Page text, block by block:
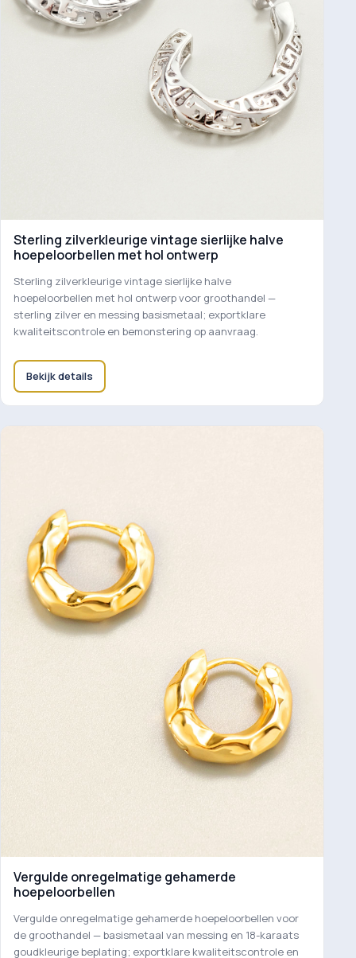
Sterling zilverkleurige vintage sierlijke halve
hoepeloorbellen met hol ontwerp
Sterling zilverkleurige vintage sierlijke halve
hoepeloorbellen met hol ontwerp voor groothandel —
sterling zilver en messing basismetaal; exportklare
kwaliteitscontrole en bemonstering op aanvraag.
Bekijk details
Vergulde onregelmatige gehamerde
hoepeloorbellen
Vergulde onregelmatige gehamerde hoepeloorbellen voor
de groothandel — basismetaal van messing en 18-karaats
goudkleurige beplating; exportklare kwaliteitscontrole en